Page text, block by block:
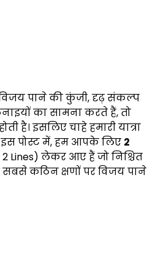
पाने की कुंजी, दृढ़ संकल्प
का सामना करते हैं, तो
इसलिए चाहे हमारी यात्रा
इस पोस्ट में, हम आपके लिए 2
Lines) लेकर आए हैं जो निश्चित
कठिन क्षणों पर विजय पाने